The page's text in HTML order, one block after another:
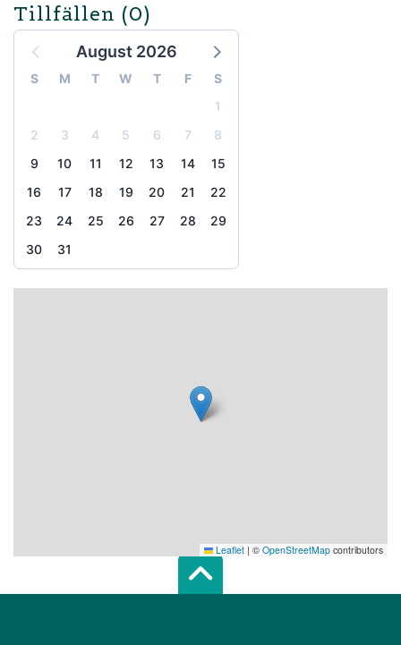
Tillfällen (0)
August 2026
S M T W T F
S
1
2
3 4 5 6 7
8
9
10 11 12 13 14
15
16
17 18 19 20 21
22
23
24 25 26 27 28
29
30
31
Leaflet | © OpenStreetMap contributors
Scroll top of